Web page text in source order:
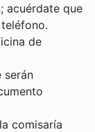
acuérdate que
de
serán
comisaría